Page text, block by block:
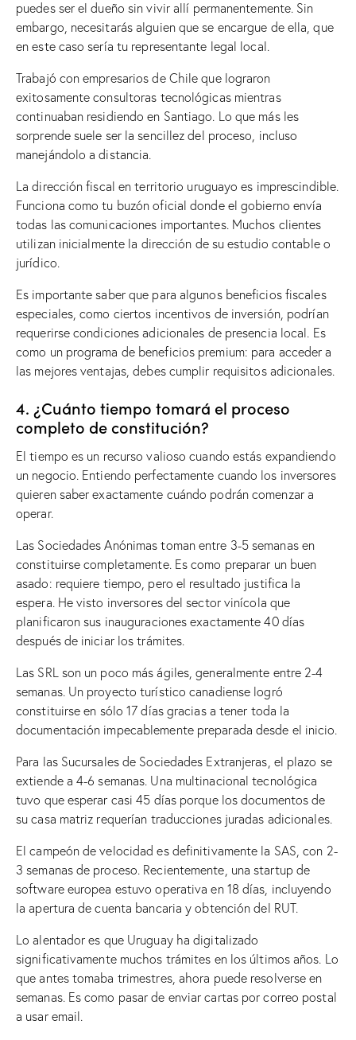
puedes ser el dueño sin vivir allí permanentemente. Sin
embargo, necesitarás alguien que se encargue de ella, que
en este caso sería tu representante legal local.
Trabajó con empresarios de Chile que lograron
exitosamente consultoras tecnológicas mientras
continuaban residiendo en Santiago. Lo que más les
sorprende suele ser la sencillez del proceso, incluso
manejándolo a distancia.
La dirección fiscal en territorio uruguayo es imprescindible.
Funciona como tu buzón oficial donde el gobierno envía
todas las comunicaciones importantes. Muchos clientes
utilizan inicialmente la dirección de su estudio contable o
jurídico.
Es importante saber que para algunos beneficios fiscales
especiales, como ciertos incentivos de inversión, podrían
requerirse condiciones adicionales de presencia local. Es
como un programa de beneficios premium: para acceder a
las mejores ventajas, debes cumplir requisitos adicionales.
4. ¿Cuánto tiempo tomará el proceso
completo de constitución?
El tiempo es un recurso valioso cuando estás expandiendo
un negocio. Entiendo perfectamente cuando los inversores
quieren saber exactamente cuándo podrán comenzar a
operar.
Las Sociedades Anónimas toman entre 3-5 semanas en
constituirse completamente. Es como preparar un buen
asado: requiere tiempo, pero el resultado justifica la
espera. He visto inversores del sector vinícola que
planificaron sus inauguraciones exactamente 40 días
después de iniciar los trámites.
Las SRL son un poco más ágiles, generalmente entre 2-4
semanas. Un proyecto turístico canadiense logró
constituirse en sólo 17 días gracias a tener toda la
documentación impecablemente preparada desde el inicio.
Para las Sucursales de Sociedades Extranjeras, el plazo se
extiende a 4-6 semanas. Una multinacional tecnológica
tuvo que esperar casi 45 días porque los documentos de
su casa matriz requerían traducciones juradas adicionales.
El campeón de velocidad es definitivamente la SAS, con 2-
3 semanas de proceso. Recientemente, una startup de
software europea estuvo operativa en 18 días, incluyendo
la apertura de cuenta bancaria y obtención del RUT.
Lo alentador es que Uruguay ha digitalizado
significativamente muchos trámites en los últimos años. Lo
que antes tomaba trimestres, ahora puede resolverse en
semanas. Es como pasar de enviar cartas por correo postal
a usar email.